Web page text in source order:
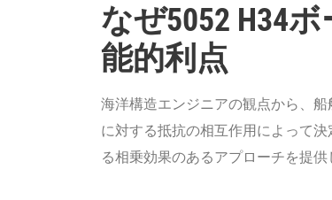
なぜ5052 H34
能的利点
海洋構造エンジニアの観点から、
に対する抵抗の相互作用によって
る相乗効果のあるアプローチを提供